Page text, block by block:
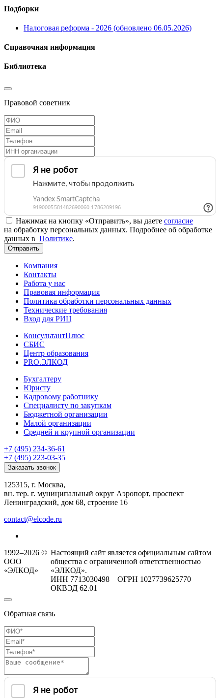
Подборки
Налоговая реформа - 2026 (обновлено 06.05.2026)
Справочная информация
Библиотека
Правовой советник
Нажимая на кнопку «Отправить», вы даете согласие
на обработку персональных данных. Подробнее об обработке
данных в Политике.
Отправить
Компания
Контакты
Работа у нас
Правовая информация
Политика обработки персональных данных
Технические требования
Вход для РИЦ
КонсультантПлюс
СБИС
Центр образования
PRO.ЭЛКОД
Бухгалтеру
Юристу
Кадровому работнику
Специалисту по закупкам
Бюджетной организации
Малой организации
Средней и крупной организации
+7 (495) 234-36-61
+7 (495) 223-03-35
Заказать звонок
125315, г. Москва,
вн. тер. г. муниципальный округ Аэропорт, проспект
Ленинградский, дом 68, строение 16
contact@elcode.ru
1992–2026 ©
ООО
«ЭЛКОД»
Настоящий сайт является официальным сайтом
общества с ограниченной ответственностью
«ЭЛКОД».
ИНН 7713030498 ОГРН 1027739625770
ОКВЭД 62.01
Обратная связь